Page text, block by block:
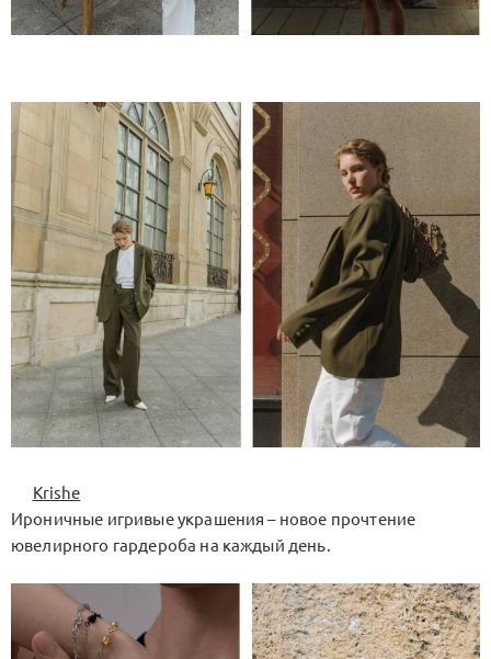
Krishe
Ироничные игривые украшения – новое прочтение
ювелирного гардероба на каждый день.